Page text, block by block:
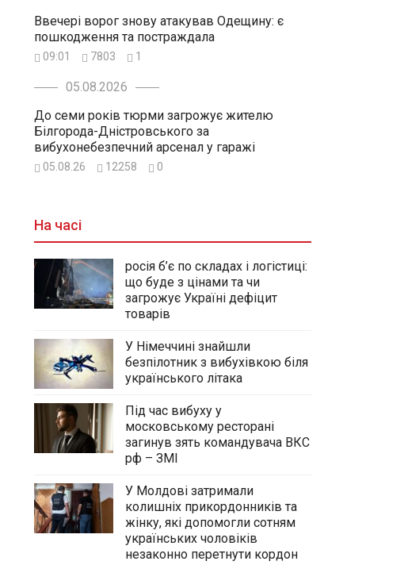
Ввечері ворог знову атакував Одещину: є
пошкодження та постраждала
09:01 7803 1
05.08.2026
До семи років тюрми загрожує жителю
Білгорода-Дністровського за
вибухонебезпечний арсенал у гаражі
05.08.26 12258 0
На часі
росія б’є по складах і логістиці:
що буде з цінами та чи
загрожує Україні дефіцит
товарів
У Німеччині знайшли
безпілотник з вибухівкою біля
українського літака
Під час вибуху у
московському ресторані
загинув зять командувача ВКС
рф – ЗМІ
У Молдові затримали
колишніх прикордонників та
жінку, які допомогли сотням
українських чоловіків
незаконно перетнути кордон